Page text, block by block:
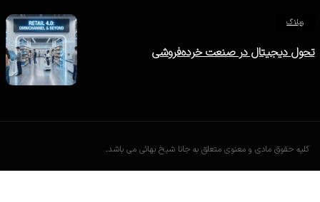
وبلاگ
تحول دیجیتال در صنعت خرده‌فروشی
کلیه حقوق مادی و معنوی متعلق به جانا شیخ بهائی می باشد.